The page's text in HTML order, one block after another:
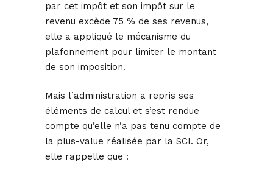
par cet impôt et son impôt sur le
revenu excède 75 % de ses revenus,
elle a appliqué le mécanisme du
plafonnement pour limiter le montant
de son imposition.
Mais l’administration a repris ses
éléments de calcul et s’est rendue
compte qu’elle n’a pas tenu compte de
la plus-value réalisée par la SCI. Or,
elle rappelle que :